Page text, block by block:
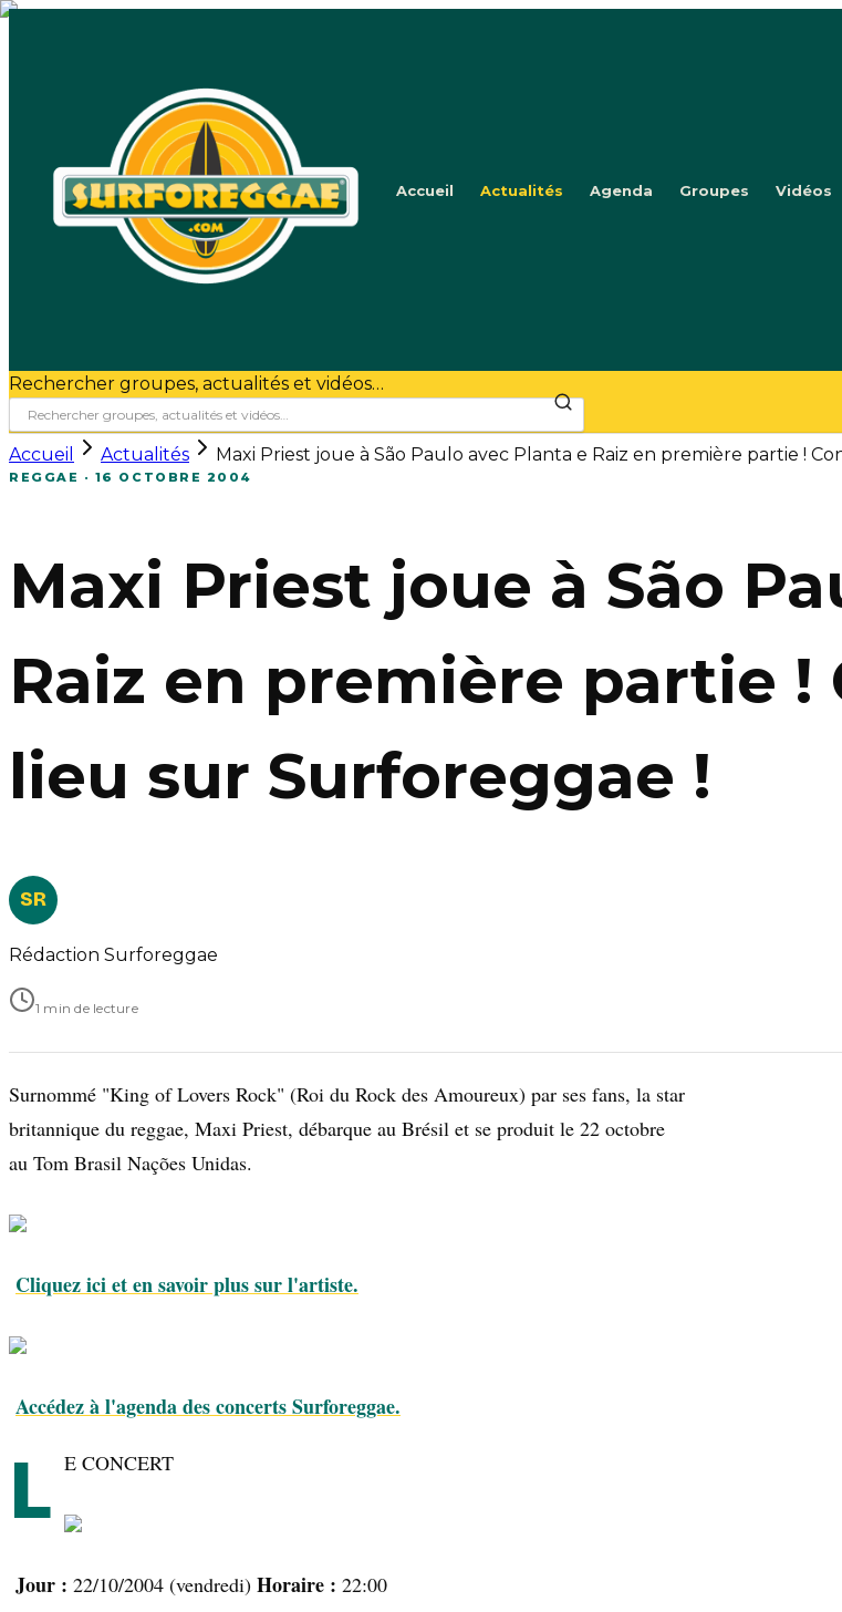
Accueil Actualités Agenda Groupes Vidéos
Rechercher groupes, actualités et vidéos…
Accueil Actualités Maxi Priest joue à São Paulo avec Planta e Raiz en première partie !
REGGAE · 16 OCTOBRE 2004
Maxi Priest joue à São
Raiz en première partie
lieu sur Surforeggae !
SR
Rédaction Surforeggae
1 min de lecture
Surnommé "King of Lovers Rock" (Roi du Rock des Amoureux) par ses fans, la star
britannique du reggae, Maxi Priest, débarque au Brésil et se produit le 22 octobre
au Tom Brasil Nações Unidas.
Cliquez ici et en savoir plus sur l'artiste.
Accédez à l'agenda des concerts Surforeggae.
L E CONCERT
Jour : 22/10/2004 (vendredi) Horaire : 22:00